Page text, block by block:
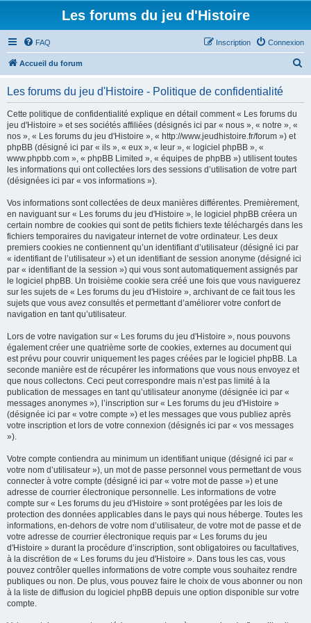
Les forums du jeu d'Histoire
FAQ Connexion
Inscription
Accueil du forum
Les forums du jeu d'Histoire - Politique de confidentialité
Cette politique de confidentialité explique en détail comment « Les forums du
jeu d'Histoire » et ses sociétés affiliées (désignés ici par « nous », « notre », «
nos », « Les forums du jeu d'Histoire », « http://www.jeudhistoire.fr/forum ») et
phpBB (désigné ici par « ils », « eux », « leur », « logiciel phpBB », «
www.phpbb.com », « phpBB Limited », « équipes de phpBB ») utilisent toutes
les informations qui ont collectées lors des sessions d’utilisation de votre part
(désignées ici par « vos informations »).
Vos informations sont collectées de deux manières différentes. Premièrement,
en naviguant sur « Les forums du jeu d'Histoire », le logiciel phpBB créera un
certain nombre de cookies qui sont de petits fichiers texte téléchargés dans les
fichiers temporaires du navigateur internet de votre ordinateur. Les deux
premiers cookies ne contiennent qu’un identifiant d’utilisateur (désigné ici par
« identifiant de l’utilisateur ») et un identifiant de session anonyme (désigné ici
par « identifiant de la session ») qui vous sont automatiquement assignés par
le logiciel phpBB. Un troisième cookie sera créé une fois que vous naviguerez
sur les sujets de « Les forums du jeu d'Histoire », archivant de ce fait tous les
sujets que vous avez consultés et permettant d’améliorer votre confort de
navigation en tant qu’utilisateur.
Lors de votre navigation sur « Les forums du jeu d'Histoire », nous pouvons
également créer une quatrième sorte de cookies, externes au document qui
est prévu pour couvrir uniquement les pages créées par le logiciel phpBB. La
seconde manière est de récupérer les informations que vous nous envoyez et
que nous collectons. Ceci peut correspondre mais n’est pas limité à la
publication de messages en tant qu’utilisateur anonyme (désignée ici par «
messages anonymes »), l’inscription sur « Les forums du jeu d'Histoire »
(désignée ici par « votre compte ») et les messages que vous publiez après
votre inscription et lors de votre connexion (désignés ici par « vos messages
»).
Votre compte contiendra au minimum un identifiant unique (désigné ici par «
votre nom d’utilisateur »), un mot de passe personnel vous permettant de vous
connecter à votre compte (désigné ici par « votre mot de passe ») et une
adresse de courrier électronique personnelle. Les informations de votre
compte sur « Les forums du jeu d'Histoire » sont protégées par les lois de
protection des données applicables dans le pays qui nous héberge. Toutes les
informations, en-dehors de votre nom d’utilisateur, de votre mot de passe et de
votre adresse de courrier électronique requis par « Les forums du jeu
d'Histoire » durant la procédure d’inscription, sont obligatoires ou facultatives,
à la discrétion de « Les forums du jeu d'Histoire ». Dans tous les cas, vous
pouvez contrôler quelles informations de votre compte vous souhaitez rendre
publiques ou non. De plus, vous pouvez faire le choix de vous abonner ou non
à la liste de diffusion du logiciel phpBB depuis une option disponible sur votre
compte.